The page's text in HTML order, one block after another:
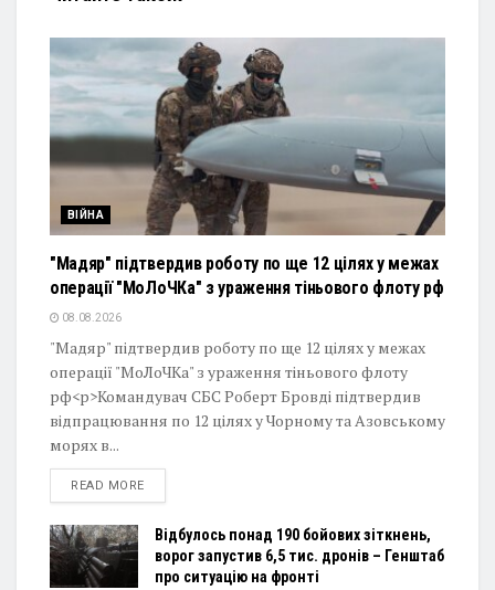
ВІЙНА
"Мадяр" підтвердив роботу по ще 12 цілях у межах
операції "МоЛоЧКа" з ураження тіньового флоту рф
08.08.2026
"Мадяр" підтвердив роботу по ще 12 цілях у межах
операції "МоЛоЧКа" з ураження тіньового флоту
рф<p>Командувач СБС Роберт Бровді підтвердив
відпрацювання по 12 цілях у Чорному та Азовському
морях в...
READ MOREDETAILS
Відбулось понад 190 бойових зіткнень,
ворог запустив 6,5 тис. дронів – Генштаб
про ситуацію на фронті